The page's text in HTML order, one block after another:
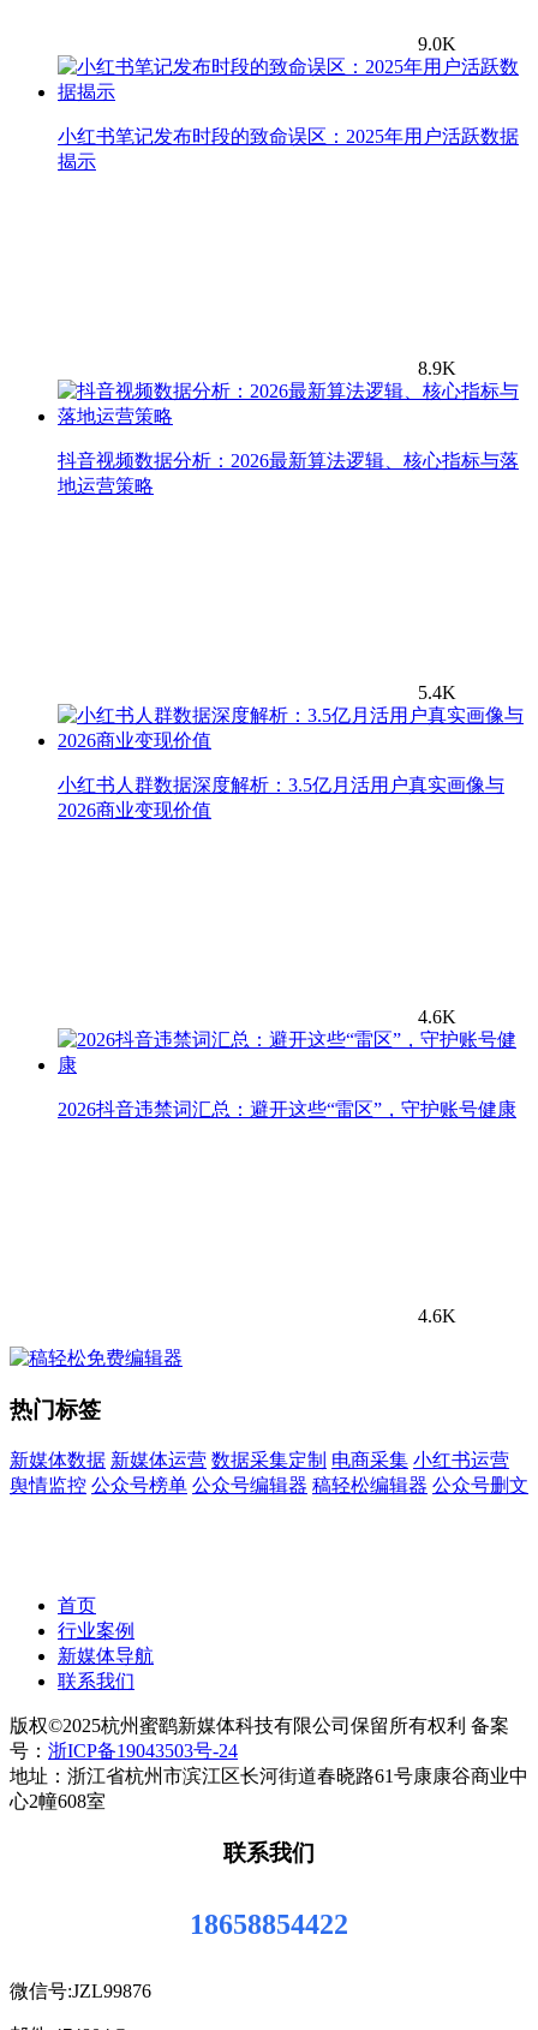
9.0K
小红书笔记发布时段的致命误区：2025年用户活跃数据
揭示
8.9K
抖音视频数据分析：2026最新算法逻辑、核心指标与落
地运营策略
5.4K
小红书人群数据深度解析：3.5亿月活用户真实画像与
2026商业变现价值
4.6K
2026抖音违禁词汇总：避开这些“雷区”，守护账号健康
4.6K
热门标签
新媒体数据 新媒体运营 数据采集定制 电商采集 小红书运营
舆情监控 公众号榜单 公众号编辑器 稿轻松编辑器 公众号删文
首页
行业案例
新媒体导航
联系我们
版权©2025杭州蜜鹞新媒体科技有限公司保留所有权利 备案
号： 浙ICP备19043503号-24
地址：浙江省杭州市滨江区长河街道春晓路61号康康谷商业中
心2幢608室
联系我们
18658854422
微信号:JZL99876